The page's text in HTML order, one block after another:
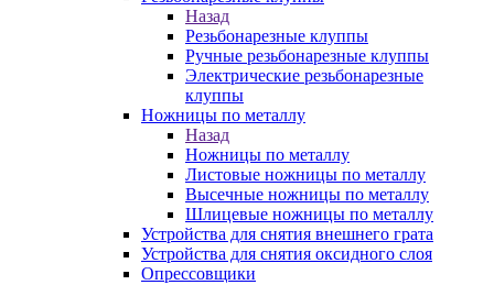
Назад
Резьбонарезные клуппы
Ручные резьбонарезные клуппы
Электрические резьбонарезные
клуппы
Ножницы по металлу
Назад
Ножницы по металлу
Листовые ножницы по металлу
Высечные ножницы по металлу
Шлицевые ножницы по металлу
Устройства для снятия внешнего грата
Устройства для снятия оксидного слоя
Опрессовщики